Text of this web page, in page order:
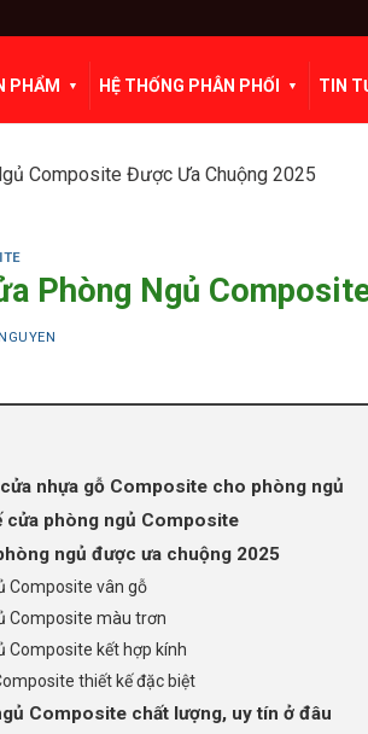
PHẨM HỆ THỐNG PHÂN PHỐI TIN
Composite Được Ưa Chuộng 2025
Phòng Ngủ
nhựa gỗ Composite cho phòng ngủ
cửa phòng ngủ Composite
ngủ được ưa chuộng 2025
Composite vân gỗ
Composite màu trơn
Composite kết hợp kính
thiết kế đặc biệt
Composite chất lượng, uy tín ở đâu